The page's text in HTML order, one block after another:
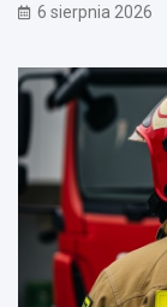
6 sierpnia 2026